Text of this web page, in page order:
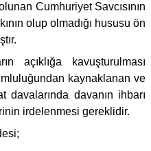
Cumhuriyet Savcısının
olup olmadığı hususu ön
açıklığa kavuşturulması
kaynaklanan ve
davalarında davanın ihbarı
irdelenmesi gereklidir.